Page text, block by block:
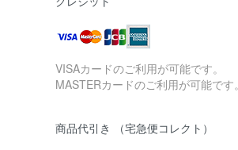
VISAカードのご利用が可能です。
MASTERカードのご利用が可能です。
商品代引き （宅急便コレクト）